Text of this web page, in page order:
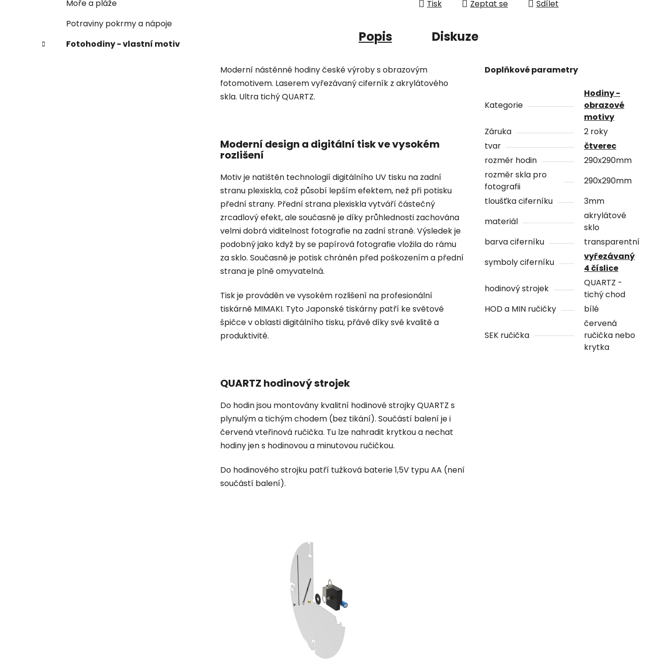
Moře a pláže
Potraviny pokrmy a nápoje
Fotohodiny - vlastní motiv
Tisk Zeptat se Sdílet
Popis Diskuze
Moderní nástěnné hodiny české výroby s obrazovým
fotomotivem. Laserem vyřezávaný ciferník z akrylátového
skla. Ultra tichý QUARTZ.
Moderní design a digitální tisk ve vysokém
rozlišení
Motiv je natištěn technologií digitálního UV tisku na zadní
stranu plexiskla, což působí lepším efektem, než při potisku
přední strany. Přední strana plexiskla vytváří částečný
zrcadlový efekt, ale současně je díky průhlednosti zachována
velmi dobrá viditelnost fotografie na zadní straně. Výsledek je
podobný jako když by se papírová fotografie vložila do rámu
za sklo. Současně je potisk chráněn před poškozením a přední
strana je plně omyvatelná.
Tisk je prováděn ve vysokém rozlišení na profesionální
tiskárně MIMAKI. Tyto Japonské tiskárny patří ke světové
špičce v oblasti digitálního tisku, přávě díky své kvalitě a
produktivitě.
QUARTZ hodinový strojek
Do hodin jsou montovány kvalitní hodinové strojky QUARTZ s
plynulým a tichým chodem (bez tikání). Součástí balení je i
červená vteřinová ručička. Tu lze nahradit krytkou a nechat
hodiny jen s hodinovou a minutovou ručičkou.
Do hodinového strojku patří tužková baterie 1,5V typu AA (není
součástí balení).
Doplňkové parametry
Kategorie
Hodiny -
obrazové
motivy
Záruka
2 roky
tvar
čtverec
rozměr hodin
290x290mm
rozměr skla pro
fotografii
290x290mm
tloušťka ciferníku
3mm
materiál
akrylátové
sklo
barva ciferníku
transparentní
symboly ciferníku
vyřezávaný
4 číslice
hodinový strojek
QUARTZ -
tichý chod
HOD a MIN ručičky
bílé
SEK ručička
červená
ručička nebo
krytka